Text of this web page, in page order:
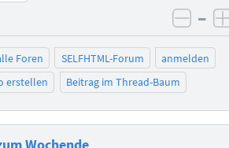
–
Foren SELFHTML-Forum
anmelden
erstellen
Beitrag im Thread-Baum